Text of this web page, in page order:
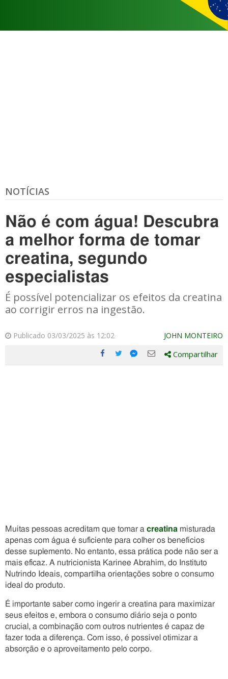
NOTÍCIAS
Não é com água! Descubra
a melhor forma de tomar
creatina, segundo
especialistas
É possível potencializar os efeitos da creatina
ao corrigir erros na ingestão.
Publicado 03/03/2025 às 12:02 JOHN MONTEIRO
Compartilhe
Compartilhe
Compartilhe
Compartilhe
Compartilhar
Muitas pessoas acreditam que tomar a creatina misturada
apenas com água é suficiente para colher os benefícios
desse suplemento. No entanto, essa prática pode não ser a
mais eficaz. A nutricionista Karinee Abrahim, do Instituto
Nutrindo Ideais, compartilha orientações sobre o consumo
ideal do produto.
É importante saber como ingerir a creatina para maximizar
seus efeitos e, embora o consumo diário seja o ponto
crucial, a combinação com outros nutrientes é capaz de
fazer toda a diferença. Com isso, é possível otimizar a
absorção e o aproveitamento pelo corpo.